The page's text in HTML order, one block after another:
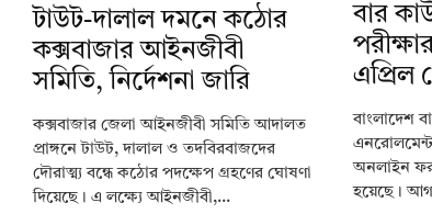
টাউট-দালাল দমনে কঠোর
কক্সবাজার আইনজীবী
সমিতি, নির্দেশনা জারি
কক্সবাজার জেলা আইনজীবী সমিতি আদালত
প্রাঙ্গনে টাউট, দালাল ও তদবিরবাজদের
দৌরাত্ম্য বন্ধে কঠোর পদক্ষেপ গ্রহণের ঘোষণা
দিয়েছে। এ লক্ষ্যে আইনজীবী,...
বার
এপ্রিল
বাংলাদেশ
অনলাইন
হয়েছে।